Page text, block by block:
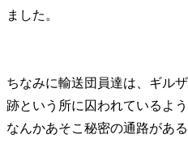
ました。
ちなみに輸送団員達は、ギル
跡という所に囚われているよう
なんかあそこ秘密の通路がある